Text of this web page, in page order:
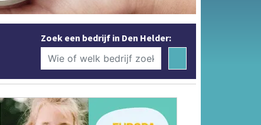
Zoek een bedrijf in Den Helder: